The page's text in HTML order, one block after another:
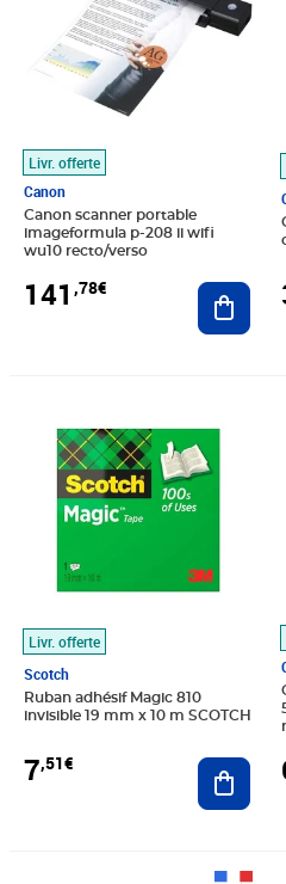
Livr. offerte
Canon
Canon scanner portable
imageformula p-208 ii wifi
wu10 recto/verso
141 ,78€
Livr. offerte
Scotch
Ruban adhésif Magic 810
invisible 19 mm x 10 m SCOTCH
7,51€